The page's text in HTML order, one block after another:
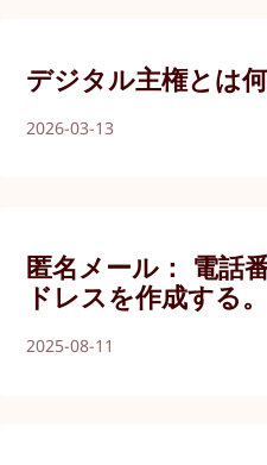
デジタル主権とは
2026-03-13
匿名メール： 電話
ドレスを作成する。
2025-08-11